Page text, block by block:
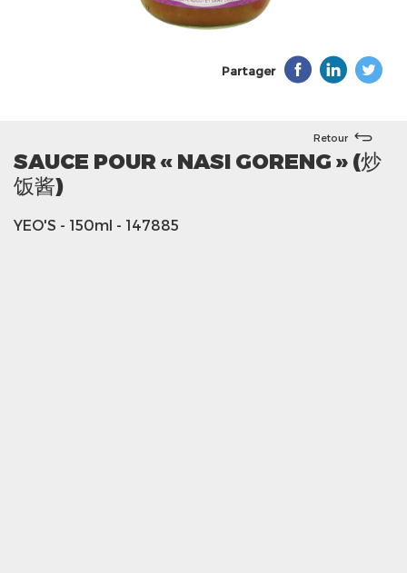
Partager
Retour
SAUCE POUR « NASI GORENG » (炒
饭酱)
YEO'S - 150ml - 147885